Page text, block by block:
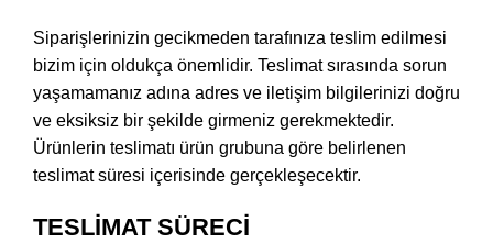
Siparişlerinizin gecikmeden tarafınıza teslim edilmesi
bizim için oldukça önemlidir. Teslimat sırasında sorun
yaşamamanız adına adres ve iletişim bilgilerinizi doğru
ve eksiksiz bir şekilde girmeniz gerekmektedir.
Ürünlerin teslimatı ürün grubuna göre belirlenen
teslimat süresi içerisinde gerçekleşecektir.
TESLİMAT SÜRECİ